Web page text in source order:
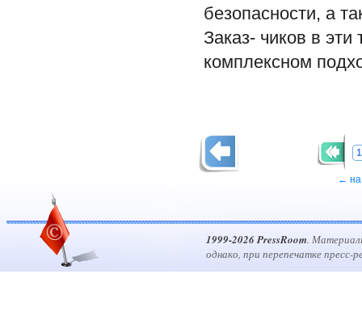
безопасности, а
Заказ- чиков в
комплексном
← на
1999-2026 PressRoom.
однако, при перепечатке пресс-